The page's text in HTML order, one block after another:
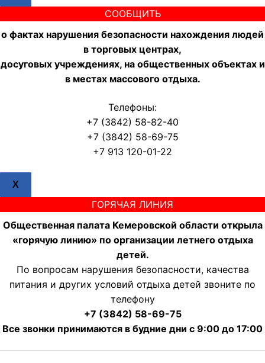
СООБЩИТЬ
о фактах нарушения безопасности нахождения людей
в торговых центрах,
досуговых учреждениях, на общественных объектах и
в местах массового отдыха.
Телефоны:
+7 (3842) 58-82-40
+7 (3842) 58-69-75
+7 913 120-01-22
X
ГОРЯЧАЯ ЛИНИЯ
Общественная палата Кемеровской области открыла
«горячую линию» по организации летнего отдыха
детей.
По вопросам нарушения безопасности, качества
питания и других условий отдыха детей звоните по
телефону
+7 (3842) 58-69-75
Все звонки принимаются в будние дни с 9:00 до 17:00